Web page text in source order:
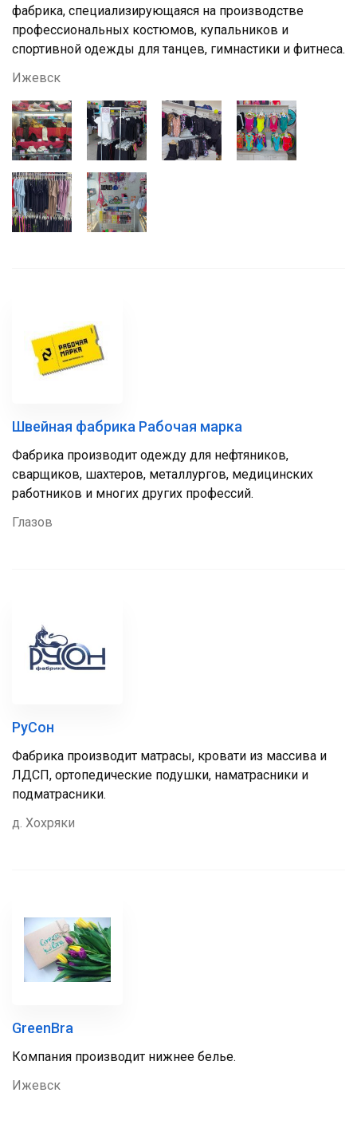
фабрика, специализирующаяся на производстве
профессиональных костюмов, купальников и
спортивной одежды для танцев, гимнастики и фитнеса.
Ижевск
Швейная фабрика Рабочая марка
Фабрика производит одежду для нефтяников,
сварщиков, шахтеров, металлургов, медицинских
работников и многих других профессий.
Глазов
РуСон
Фабрика производит матрасы, кровати из массива и
ЛДСП, ортопедические подушки, наматрасники и
подматрасники.
д. Хохряки
GreenBra
Компания производит нижнее белье.
Ижевск